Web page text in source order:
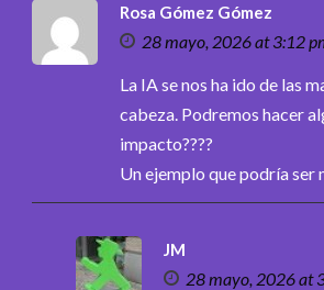
Rosa Gómez Gómez
28 mayo, 2026 at 3:12
La IA se nos ha ido de las
cabeza. Podremos hacer
impacto????
Un ejemplo que podría ser
JM
28 mayo, 2026 at